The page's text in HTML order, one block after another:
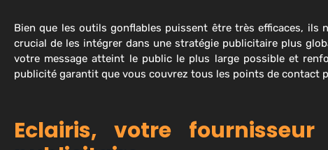
Bien que les outils gonflables puissent être très efficaces,
crucial de les intégrer dans une stratégie publicitaire plus
votre message atteint le public le plus large possible et
publicité garantit que vous couvrez tous les points de contact
Eclairis, votre